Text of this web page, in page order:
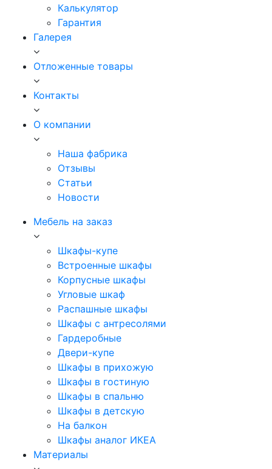
Калькулятор
Гарантия
Галерея
Отложенные товары
Контакты
О компании
Наша фабрика
Отзывы
Статьи
Новости
Мебель на заказ
Шкафы-купе
Встроенные шкафы
Корпусные шкафы
Угловые шкаф
Распашные шкафы
Шкафы с антресолями
Гардеробные
Двери-купе
Шкафы в прихожую
Шкафы в гостиную
Шкафы в спальню
Шкафы в детскую
На балкон
Шкафы аналог ИКЕА
Материалы